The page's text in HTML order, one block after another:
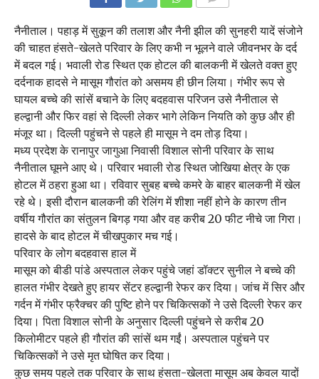
नैनीताल। पहाड़ में सुकून की तलाश और नैनी झील की सुनहरी यादें संजोने
की चाहत हंसते-खेलते परिवार के लिए कभी न भूलने वाले जीवनभर के दर्द
में बदल गई। भवाली रोड स्थित एक होटल की बालकनी में खेलते वक्त हुए
दर्दनाक हादसे ने मासूम गौरांत को असमय ही छीन लिया। गंभीर रूप से
घायल बच्चे की सांसें बचाने के लिए बदहवास परिजन उसे नैनीताल से
हल्द्वानी और फिर वहां से दिल्ली लेकर भागे लेकिन नियति को कुछ और ही
मंजूर था। दिल्ली पहुंचने से पहले ही मासूम ने दम तोड़ दिया।
मध्य प्रदेश के रानापुर जागुआ निवासी विशाल सोनी परिवार के साथ
नैनीताल घूमने आए थे। परिवार भवाली रोड स्थित जोखिया क्षेत्र के एक
होटल में ठहरा हुआ था। रविवार सुबह बच्चे कमरे के बाहर बालकनी में खेल
रहे थे। इसी दौरान बालकनी की रेलिंग में शीशा नहीं होने के कारण तीन
वर्षीय गौरांत का संतुलन बिगड़ गया और वह करीब 20 फीट नीचे जा गिरा।
हादसे के बाद होटल में चीखपुकार मच गई।
परिवार के लोग बदहवास हाल में
मासूम को बीडी पांडे अस्पताल लेकर पहुंचे जहां डॉक्टर सुनील ने बच्चे की
हालत गंभीर देखते हुए हायर सेंटर हल्द्वानी रेफर कर दिया। जांच में सिर और
गर्दन में गंभीर फ्रैक्चर की पुष्टि होने पर चिकित्सकों ने उसे दिल्ली रेफर कर
दिया। पिता विशाल सोनी के अनुसार दिल्ली पहुंचने से करीब 20
किलोमीटर पहले ही गौरांत की सांसें थम गईं। अस्पताल पहुंचने पर
चिकित्सकों ने उसे मृत घोषित कर दिया।
कुछ समय पहले तक परिवार के साथ हंसता-खेलता मासूम अब केवल यादों